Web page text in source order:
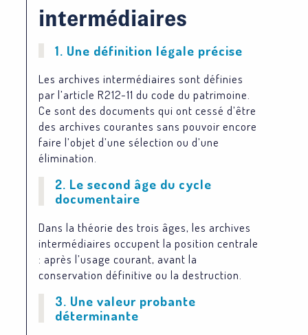
intermédiaires
1. Une définition légale précise
Les archives intermédiaires sont définies
par l’article R212-11 du code du patrimoine.
Ce sont des documents qui ont cessé d’être
des archives courantes sans pouvoir encore
faire l’objet d’une sélection ou d’une
élimination.
2. Le second âge du cycle
documentaire
Dans la théorie des trois âges, les archives
intermédiaires occupent la position centrale
: après l’usage courant, avant la
conservation définitive ou la destruction.
3. Une valeur probante
déterminante